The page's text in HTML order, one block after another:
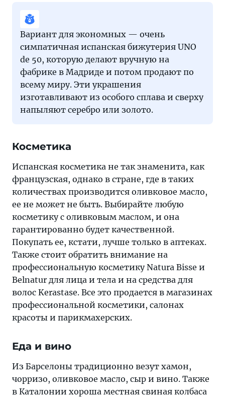
Вариант для экономных — очень
симпатичная испанская бижутерия UNO
de 50, которую делают вручную на
фабрике в Мадриде и потом продают по
всему миру. Эти украшения
изготавливают из особого сплава и сверху
напыляют серебро или золото.
Косметика
Испанская косметика не так знаменита, как
французская, однако в стране, где в таких
количествах производится оливковое масло,
ее не может не быть. Выбирайте любую
косметику с оливковым маслом, и она
гарантированно будет качественной.
Покупать ее, кстати, лучше только в аптеках.
Также стоит обратить внимание на
профессиональную косметику Natura Bisse и
Belnatur для лица и тела и на средства для
волос Kerastase. Все это продается в магазинах
профессиональной косметики, салонах
красоты и парикмахерских.
Еда и вино
Из Барселоны традиционно везут хамон,
чорризо, оливковое масло, сыр и вино. Также
в Каталонии хороша местная свиная колбаса